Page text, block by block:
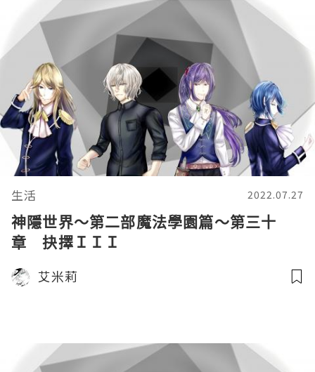
生活 2022.07.27
神隱世界～第二部魔法學園篇～第三十
章 抉擇ＩＩＩ
艾米莉